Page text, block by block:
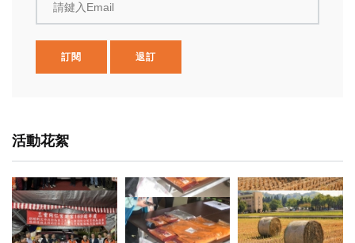
請鍵入Email
訂閱 退訂
活動花絮